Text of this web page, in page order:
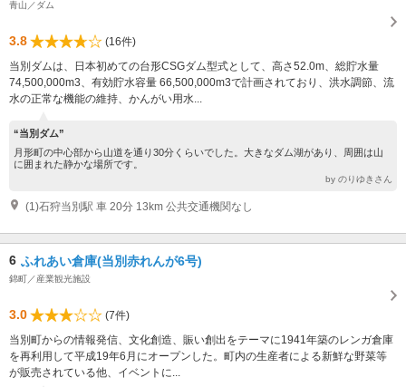
青山／ダム
3.8
(16件)
当別ダムは、日本初めての台形CSGダム型式として、高さ52.0m、総貯水量
74,500,000m3、有効貯水容量 66,500,000m3で計画されており、洪水調節、流
水の正常な機能の維持、かんがい用水...
“当別ダム”
月形町の中心部から山道を通り30分くらいでした。大きなダム湖があり、周囲は山
に囲まれた静かな場所です。
by のりゆきさん
(1)石狩当別駅 車 20分 13km 公共交通機関なし
6 ふれあい倉庫(当別赤れんが6号)
錦町／産業観光施設
3.0
(7件)
当別町からの情報発信、文化創造、賑い創出をテーマに1941年築のレンガ倉庫
を再利用して平成19年6月にオープンした。町内の生産者による新鮮な野菜等
が販売されている他、イベントに...